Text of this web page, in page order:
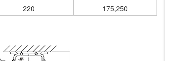
220
175,250